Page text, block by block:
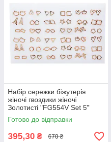
Набір сережки біжутерія
жіночі гвоздики жіночі
Золотисті "FG554V Set 5"
Готово до відправки
395,30 ₴ 670 ₴